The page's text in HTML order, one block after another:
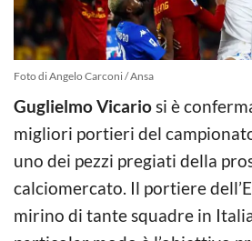
Foto di Angelo Carconi / Ansa
Guglielmo Vicariosi è
migliori portieri del
uno dei pezzi pregiati della
calciomercato. Il portiere
mirino di tante squadre in